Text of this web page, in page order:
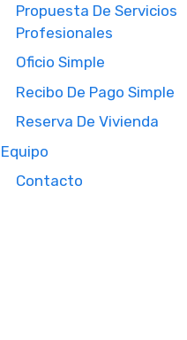
Propuesta De Servicios
Profesionales
Oficio Simple
Recibo De Pago Simple
Reserva De Vivienda
Equipo
Contacto